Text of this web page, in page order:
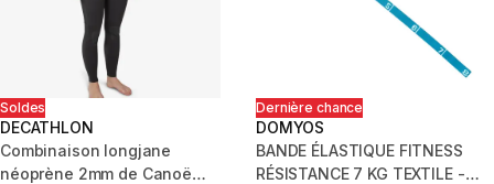
Soldes
DECATHLON
Combinaison longjane
néoprène 2mm de Canoë
Dernière chance
DOMYOS
BANDE ÉLASTIQUE FITNESS
RÉSISTANCE 7 KG TEXTILE -